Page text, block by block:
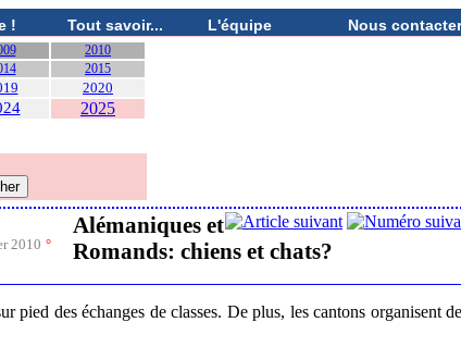
! Tout savoir... L'équipe Nous contacter
2010
2015
2020
2025
2010 °
Alémaniques et
Romands: chiens et chats?
pied des échanges de classes. De plus, les cantons organisent